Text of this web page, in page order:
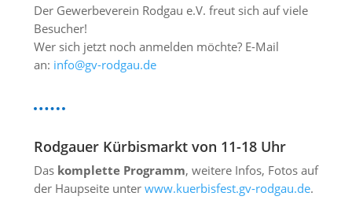
Der Gewerbeverein Rodgau e.V. freut sich auf viele
Besucher!
Wer sich jetzt noch anmelden möchte? E-Mail
an: info@gv-rodgau.de
Rodgauer Kürbismarkt von 11-18 Uhr
Das komplette Programm, weitere Infos, Fotos auf
der Haupseite unter www.kuerbisfest.gv-rodgau.de.